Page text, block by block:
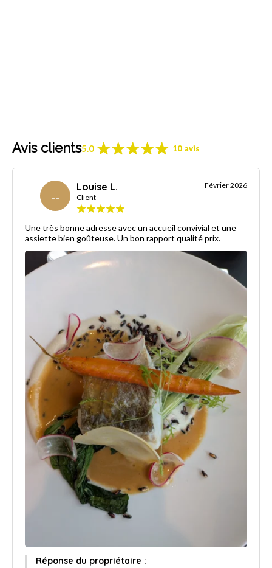
Avis clients5.0 10 avis
LL
Louise L.
Client
Février 2026
Une très bonne adresse avec un accueil convivial et une
assiette bien goûteuse. Un bon rapport qualité prix.
Réponse du propriétaire :